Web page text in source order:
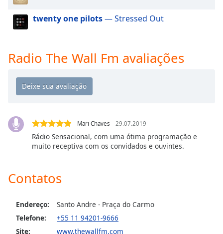
Opacity
Caption
Area
Opacity
Text
Style
twenty one pilots— Stressed Out
Radio The Wall Fm avaliações
Mari Chaves 29.07.2019
Rádio Sensacional, com uma ótima programação e
muito receptiva com os convidados e ouvintes.
Contatos
Endereço:
Santo Andre - Praça do Carmo
Telefone:
+55 11 94201-9666
Site:
www.thewallfm.com